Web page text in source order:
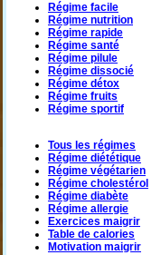
Régime facile
Régime nutrition
Régime rapide
Régime santé
Régime pilule
Régime dissocié
Régime détox
Régime fruits
Régime sportif
Tous les régimes
Régime diététique
Régime végétarien
Régime cholestérol
Régime diabète
Régime allergie
Exercices maigrir
Table de calories
Motivation maigrir